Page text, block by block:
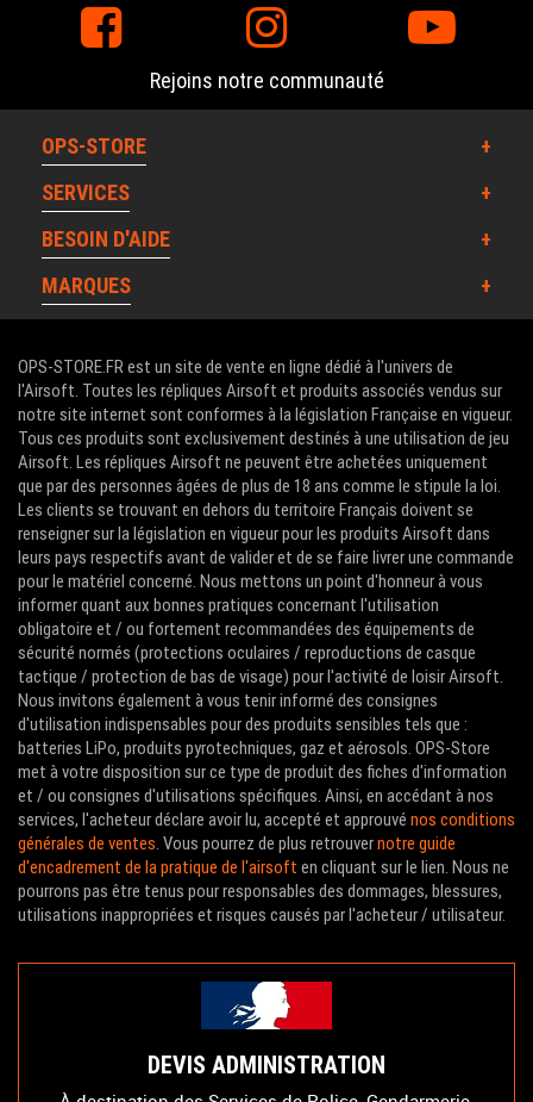
Rejoins notre communauté
OPS-STORE
SERVICES
BESOIN D'AIDE
MARQUES
OPS-STORE.FR est un site de vente en ligne dédié à l'univers de
l'Airsoft. Toutes les répliques Airsoft et produits associés vendus sur
notre site internet sont conformes à la législation Française en vigueur.
Tous ces produits sont exclusivement destinés à une utilisation de jeu
Airsoft. Les répliques Airsoft ne peuvent être achetées uniquement
que par des personnes âgées de plus de 18 ans comme le stipule la loi.
Les clients se trouvant en dehors du territoire Français doivent se
renseigner sur la législation en vigueur pour les produits Airsoft dans
leurs pays respectifs avant de valider et de se faire livrer une commande
pour le matériel concerné. Nous mettons un point d'honneur à vous
informer quant aux bonnes pratiques concernant l'utilisation
obligatoire et / ou fortement recommandées des équipements de
sécurité normés (protections oculaires / reproductions de casque
tactique / protection de bas de visage) pour l'activité de loisir Airsoft.
Nous invitons également à vous tenir informé des consignes
d'utilisation indispensables pour des produits sensibles tels que :
batteries LiPo, produits pyrotechniques, gaz et aérosols. OPS-Store
met à votre disposition sur ce type de produit des fiches d'information
et / ou consignes d'utilisations spécifiques. Ainsi, en accédant à nos
services, l'acheteur déclare avoir lu, accepté et approuvé nos conditions
générales de ventes. Vous pourrez de plus retrouvernotre guide
d'encadrement de la pratique de l'airsoft en cliquant sur le lien. Nous ne
pourrons pas être tenus pour responsables des dommages, blessures,
utilisations inappropriées et risques causés par l'acheteur / utilisateur.
DEVIS ADMINISTRATION